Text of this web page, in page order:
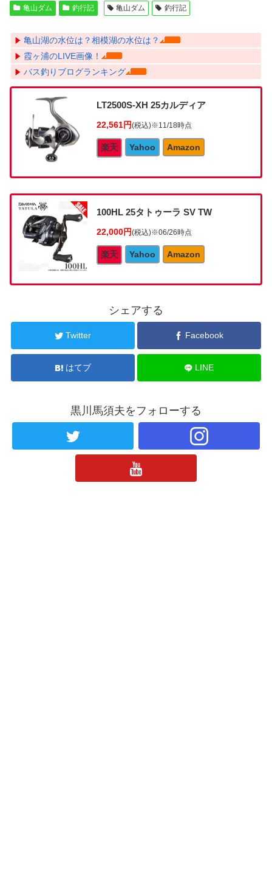
亀山ダム 釣行記 亀山ダム 釣行記
亀山湖の水位は？相模湖の水位は？
霞ヶ浦のLIVE画像！
バス釣りブログランキング
LT2500S-XH 25カルディア
22,561円(税込)※11/18時点
楽天 Yahoo Amazon
100HL 25タトゥーラ SV TW
22,000円(税込)※06/26時点
楽天 Yahoo Amazon
シェアする
Twitter Facebook
はてブ LINE
黒川馬須夫をフォローする